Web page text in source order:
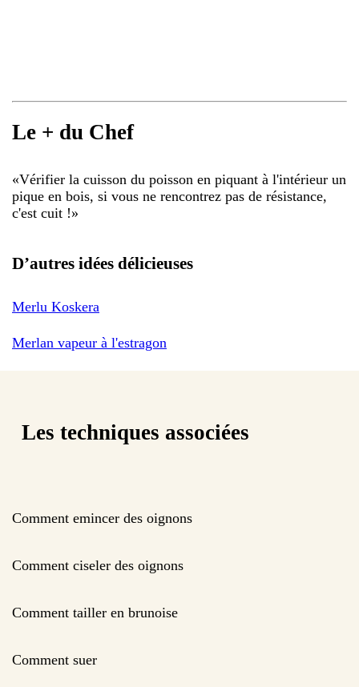
Le + du Chef
«Vérifier la cuisson du poisson en piquant à l'intérieur un
pique en bois, si vous ne rencontrez pas de résistance,
c'est cuit !»
D’autres idées délicieuses
Merlu Koskera
Merlan vapeur à l'estragon
Les techniques associées
Comment emincer des oignons
Comment ciseler des oignons
Comment tailler en brunoise
Comment suer